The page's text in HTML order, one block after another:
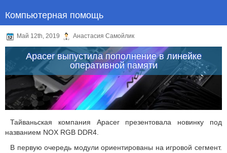
Компьютерная помощь
Май 12th, 2019 Анастасия Самойлик
Apacer выпустила пополнение в линейке
оперативной памяти
Тайваньская компания Apacer презентовала новинку под
названием NOX RGB DDR4.
В первую очередь модули ориентированы на игровой сегмент.